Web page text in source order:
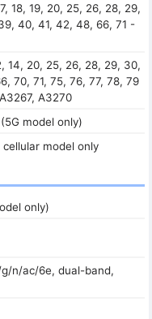
18, 19, 20, 25, 26, 28, 29,
40, 41, 42, 48, 66, 71 -
14, 20, 25, 26, 28, 29, 30,
70, 71, 75, 76, 77, 78, 79
A3270
model only)
cellular model only
only)
g/n/ac/6e, dual-band,